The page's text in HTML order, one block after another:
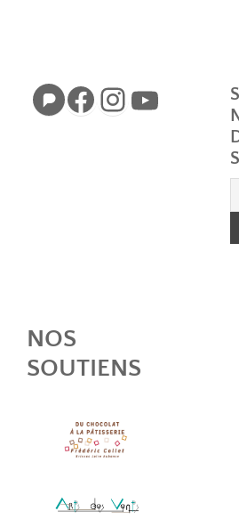
Pixelfed
Facebook
Instagram
S
NOS
SOUTIENS